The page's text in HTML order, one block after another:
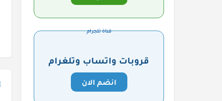
قناة تلجرام
قروبات واتساب وتلغرام
انضم الان